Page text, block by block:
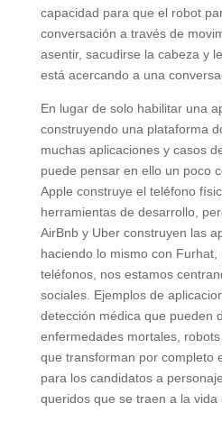
capacidad para que el robot
conversación a través de
asentir, sacudirse la cabeza y
está acercando a una
En lugar de solo habilitar una
construyendo una plataforma
muchas aplicaciones y casos
puede pensar en ello un poco
Apple construye el teléfono
herramientas de desarrollo,
AirBnb y Uber construyen las
haciendo lo mismo con
teléfonos, nos estamos
sociales. Ejemplos de
detección médica que pueden
enfermedades mortales,
que transforman por completo
para los candidatos a
queridos que se traen a la vida